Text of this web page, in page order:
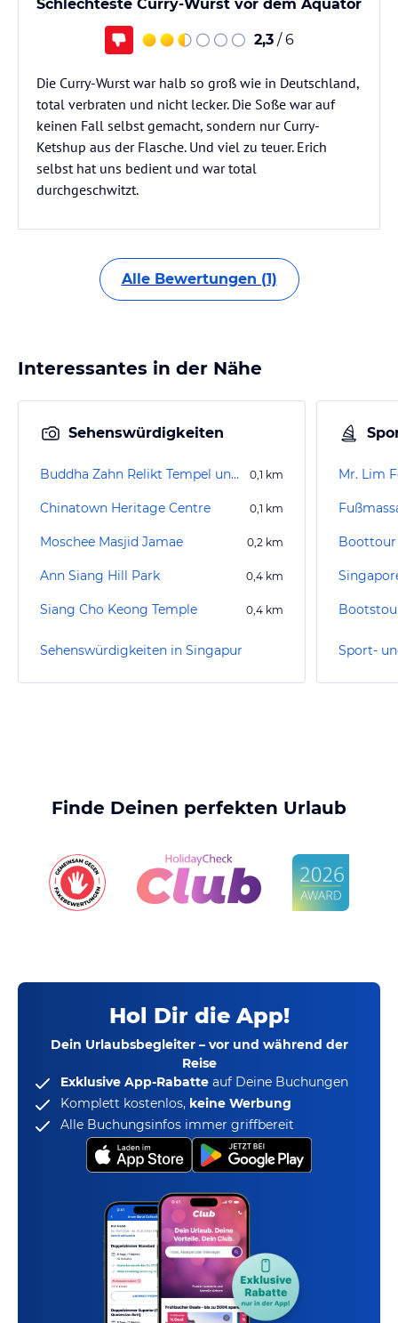
Schlechteste Curry-Wurst vor dem Äquator
2,3 / 6
Die Curry-Wurst war halb so groß wie in Deutschland,
total verbraten und nicht lecker. Die Soße war auf
keinen Fall selbst gemacht, sondern nur Curry-
Ketshup aus der Flasche. Und viel zu teuer. Erich
selbst hat uns bedient und war total
durchgeschwitzt.
Alle Bewertungen (1)
Interessantes in der Nähe
Sehenswürdigkeiten
Buddha Zahn Relikt Tempel und Museum 0,1 km
Chinatown Heritage Centre 0,1 km
Moschee Masjid Jamae 0,2 km
Ann Siang Hill Park 0,4 km
Siang Cho Keong Temple 0,4 km
Sehenswürdigkeiten in Singapur
Mr. Lim
Boottour
Finde Deinen perfekten Urlaub
Hol Dir die App!
Dein Urlaubsbegleiter – vor und während der
Reise
Exklusive App-Rabatte auf Deine Buchungen
Komplett kostenlos, keine Werbung
Alle Buchungsinfos immer griffbereit